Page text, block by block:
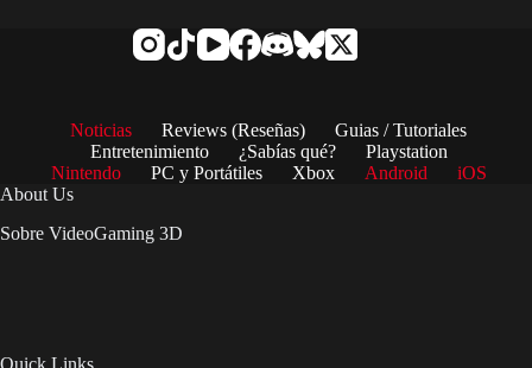
Noticias Reviews (Reseñas)
Guias / Tutoriales
Entretenimiento
¿Sabías qué?
Playstation
Nintendo
PC y Portátiles Xbox Android
iOS
About Us
Sobre VideoGaming 3D
Quick Links